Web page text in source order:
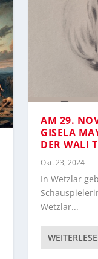
AM 29.
GISELA
DER WALI
Okt. 23, 2024
In Wetzlar
Wetzlar...